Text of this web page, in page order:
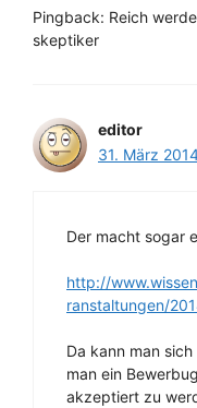
Pingback: Reich
skeptiker
editor
31. März
Der macht sogar
http://
ranstaltungen/
Da kann man
man ein
akzeptiert zu